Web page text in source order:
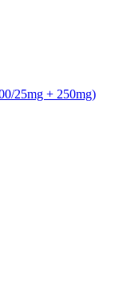
25mg + 250mg)